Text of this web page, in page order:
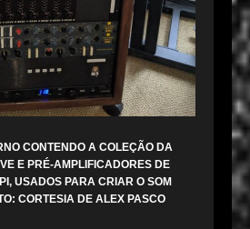
CONTENDO A COLEÇÃO DA
E PRÉ-AMPLIFICADORES DE
USADOS ​​PARA CRIAR O SOM
CORTESIA DE ALEX PASCO